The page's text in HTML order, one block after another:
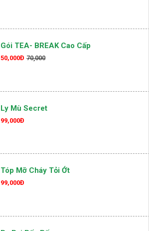
Gói TEA- BREAK Cao Cấp
50,000Đ 70,000
Ly Mù Secret
99,000Đ
Tóp Mỡ Cháy Tỏi Ớt
99,000Đ